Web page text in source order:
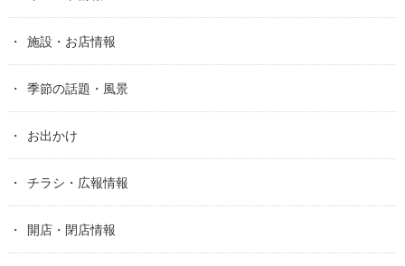
施設・お店情報
季節の話題・風景
お出かけ
チラシ・広報情報
開店・閉店情報